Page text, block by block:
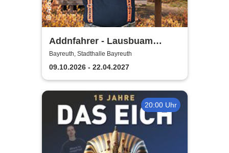
Addnfahrer - Lausbuam
Gschicht'n
Bayreuth, Stadthalle Bayreuth
09.10.2026 - 22.04.2027
20:00 Uhr